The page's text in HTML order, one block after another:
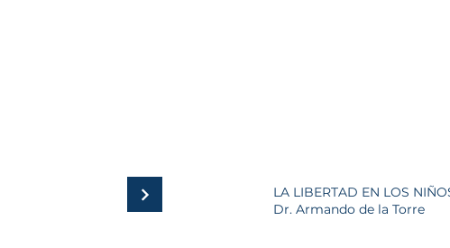
LA LIBERTAD EN LOS
Dr. Armando de la Torre